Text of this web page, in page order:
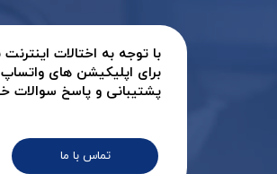
تماس با ما
با توجه به اختالات
برای اپلیکیشن های
پشتیبانی و پاسخ سوالات